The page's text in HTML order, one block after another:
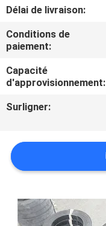
CONTACTEZ-
NOUS
DEMANDEZ
UNE
PLAN
DU
SITE
Délai de livraison:
Conditions de
paiement:
Capacité
d'approvisionnement:
Surligner: